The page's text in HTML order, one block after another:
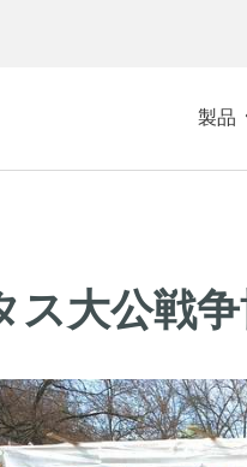
製品
大公戦